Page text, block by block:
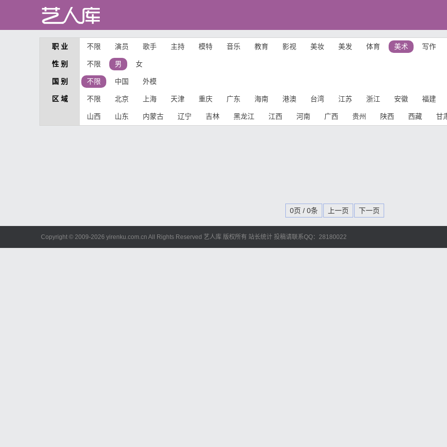
职 业 不限 演员 歌手 主持 模特 音乐 教育 影视 美妆 美发 体育 美术 写作
性 别 不限 男 女
国 别 不限 中国 外模
区 域 不限 北京 上海 天津 重庆 广东 海南 港澳 台湾 江苏 浙江 安徽 福建
山西 山东 内蒙古 辽宁 吉林 黑龙江 江西 河南 广西 贵州 陕西 西藏 甘
0页 / 0条 上一页 下一页
Copyright © 2009-2026 yirenku.com.cn All Rights Reserved 艺人库 版权所有 站长统计 投稿请联系QQ：28180022